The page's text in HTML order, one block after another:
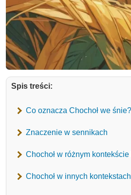
Spis treści:
Co oznacza Chochoł we śnie?
Znaczenie w sennikach
Chochoł w różnym
Chochoł w innych